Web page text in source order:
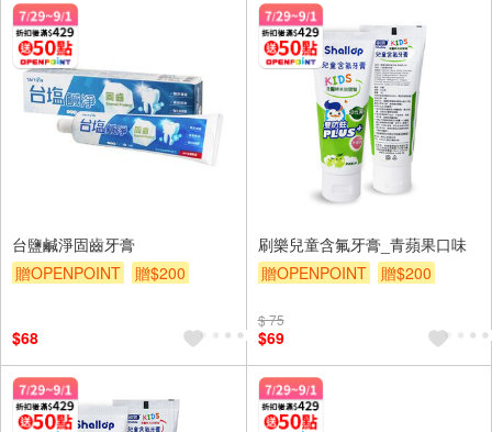
台鹽鹹淨固齒牙膏
贈OPENPOINT
贈$200
$68
刷樂兒童含氟牙膏_青蘋果口味
贈OPENPOINT
贈$200
$ 75
$69